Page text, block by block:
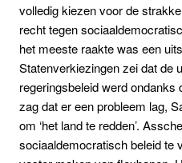
volledig kiezen voor de
recht tegen
het meeste raakte was een
Statenverkiezingen zei dat de
regeringsbeleid werd
zag dat er een probleem lag,
om ‘het land te redden’.
sociaaldemocratisch beleid te